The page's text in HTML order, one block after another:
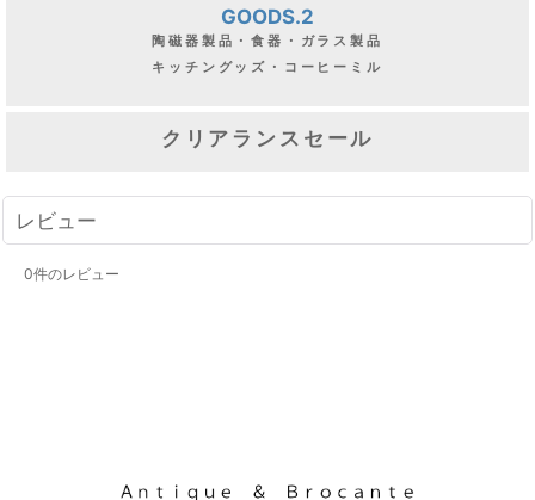
GOODS.2
陶磁器製品・食器・ガラス製品
キッチングッズ・コーヒーミル
クリアランスセール
レビュー
0件のレビュー